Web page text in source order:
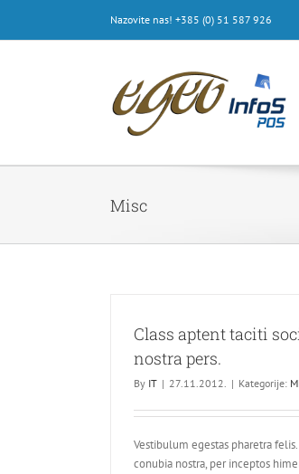
Nazovite nas! +385 (0) 51 587 926
Misc
Class aptent taciti
nostra pers.
By IT | 27.11.2012. | Kategorije:
Vestibulum egestas pharetra
conubia nostra, per inceptos